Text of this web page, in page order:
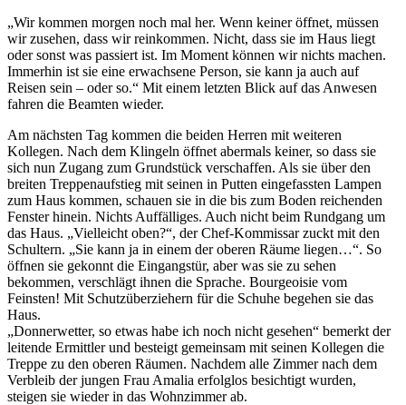
„Wir kommen morgen noch mal her. Wenn keiner öffnet, müssen
wir zusehen, dass wir reinkommen. Nicht, dass sie im Haus liegt
oder sonst was passiert ist. Im Moment können wir nichts machen.
Immerhin ist sie eine erwachsene Person, sie kann ja auch auf
Reisen sein – oder so.“ Mit einem letzten Blick auf das Anwesen
fahren die Beamten wieder.
Am nächsten Tag kommen die beiden Herren mit weiteren
Kollegen. Nach dem Klingeln öffnet abermals keiner, so dass sie
sich nun Zugang zum Grundstück verschaffen. Als sie über den
breiten Treppenaufstieg mit seinen in Putten eingefassten Lampen
zum Haus kommen, schauen sie in die bis zum Boden reichenden
Fenster hinein. Nichts Auffälliges. Auch nicht beim Rundgang um
das Haus. „Vielleicht oben?“, der Chef-Kommissar zuckt mit den
Schultern. „Sie kann ja in einem der oberen Räume liegen…“. So
öffnen sie gekonnt die Eingangstür, aber was sie zu sehen
bekommen, verschlägt ihnen die Sprache. Bourgeoisie vom
Feinsten! Mit Schutzüberziehern für die Schuhe begehen sie das
Haus.
„Donnerwetter, so etwas habe ich noch nicht gesehen“ bemerkt der
leitende Ermittler und besteigt gemeinsam mit seinen Kollegen die
Treppe zu den oberen Räumen. Nachdem alle Zimmer nach dem
Verbleib der jungen Frau Amalia erfolglos besichtigt wurden,
steigen sie wieder in das Wohnzimmer ab.